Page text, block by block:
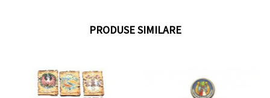
PRODUSE SIMILARE